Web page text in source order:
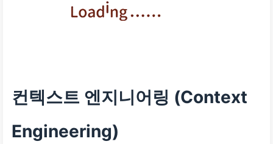
컨텍스트 엔지니어링 (Context
Engineering)